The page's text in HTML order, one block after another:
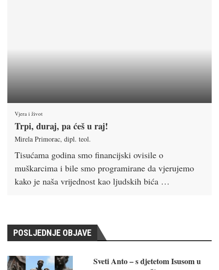
Vjera i život
Trpi, duraj, pa ćeš u raj!
Mirela Primorac, dipl. teol.
Tisućama godina smo financijski ovisile o
muškarcima i bile smo programirane da vjerujemo
kako je naša vrijednost kao ljudskih bića …
POSLJEDNJE OBJAVE
Sveti Anto – s djetetom Isusom u